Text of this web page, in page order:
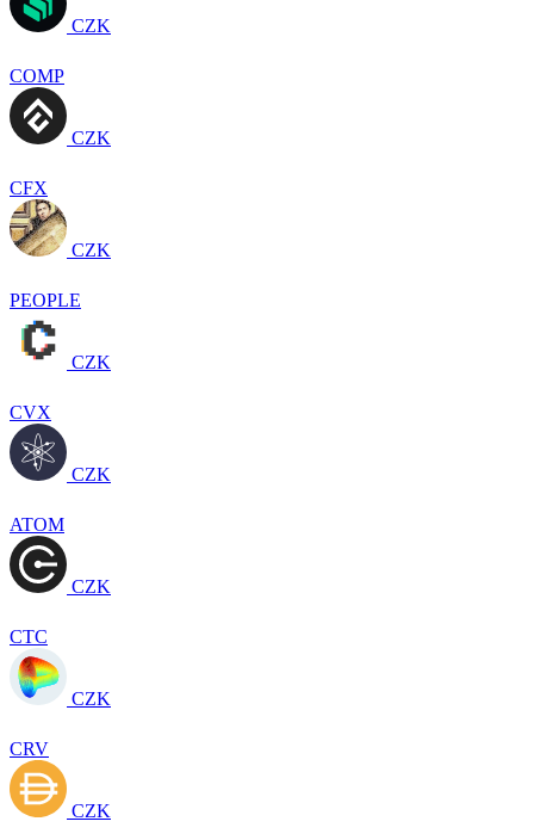
CZK
COMP
CZK
CFX
CZK
PEOPLE
CZK
CVX
CZK
ATOM
CZK
CTC
CZK
CRV
CZK